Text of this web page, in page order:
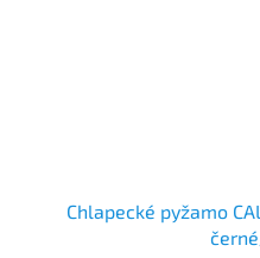
Chlapecké pyžamo